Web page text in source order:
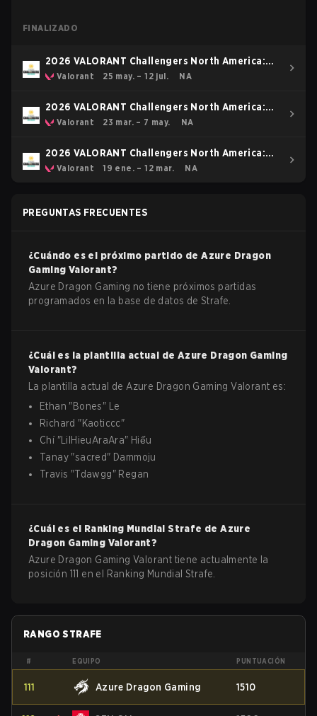
FINALIZADO
2026 VALORANT Challengers North America:
Stage 3
Valorant 25 may. – 12 jul. NA
2026 VALORANT Challengers North America:
Stage 2
Valorant 23 mar. – 7 may. NA
2026 VALORANT Challengers North America:
Stage 1
Valorant 19 ene. – 12 mar. NA
PREGUNTAS FRECUENTES
¿Cuándo es el próximo partido deAzure Dragon
Gaming Valorant?
Azure Dragon Gaming no tiene próximos partidas
programados en la base de datos de Strafe.
¿Cuál es la plantilla actual de Azure Dragon Gaming
Valorant?
La plantilla actual de Azure Dragon Gaming Valorant es:
Ethan "Bones"
Le
Richard "Kaoticcc"
Chí " LilHieuAraAra" Hiếu
Tanay "sacred" Dammoju
Travis "Tdawgg" Regan
¿Cuál es el Ranking Mundial Strafe deAzure
Dragon Gaming Valorant?
Azure Dragon Gaming Valorant tiene actualmente la
posición 111 en el Ranking Mundial Strafe.
RANGO STRAFE
# EQUIPO PUNTUACIÓN
111 Azure Dragon Gaming 1510